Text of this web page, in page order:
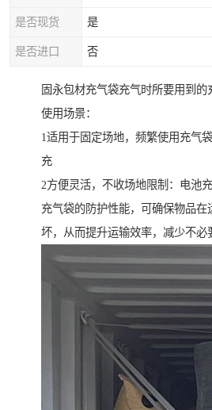
是否现货 是
是否进口 否
固永包材充气袋充气时所要用到
使用场景：
1适用于固定场地，频繁使用充气
充
2方便灵活，不收场地限制：电池充
充气袋的防护性能，可确保物品在
坏，从而提升运输效率，减少不必